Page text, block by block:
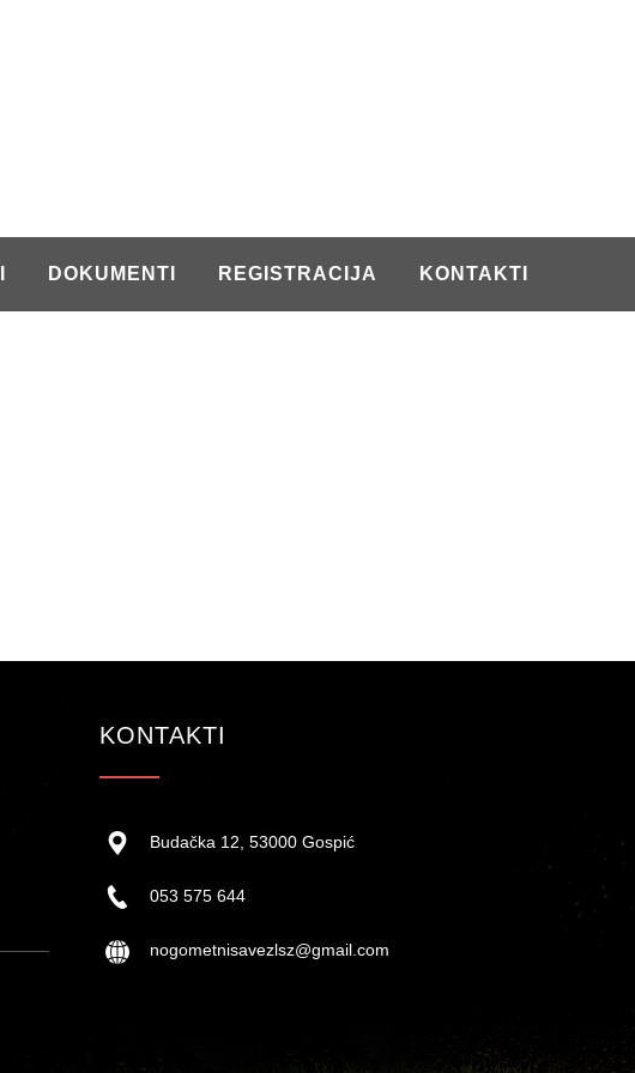
DOKUMENTI REGISTRACIJA KONTAKTI
KONTAKTI
Budačka 12, 53000 Gospić
053 575 644
nogometnisavezlsz@gmail.com